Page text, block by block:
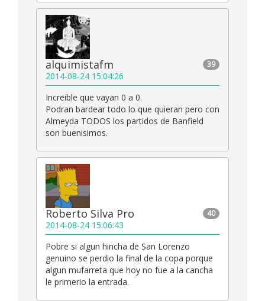
39
alquimistafm
2014-08-24 15:04:26
Increible que vayan 0 a 0.
Podran bardear todo lo que quieran pero con
Almeyda TODOS los partidos de Banfield
son buenisimos.
40
Roberto Silva Pro
2014-08-24 15:06:43
Pobre si algun hincha de San Lorenzo
genuino se perdio la final de la copa porque
algun mufarreta que hoy no fue a la cancha
le primerio la entrada.